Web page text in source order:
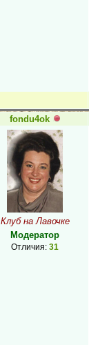
fondu4ok
Клуб на Лавочке
Модератор
Отличия: 31